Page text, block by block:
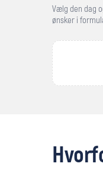
Vælg den dag
ønsker i